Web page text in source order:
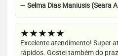
— Selma Dias Maniusis (Seara
★★★★★
Excelente atendimento! Super
rápidos. Gostei também do